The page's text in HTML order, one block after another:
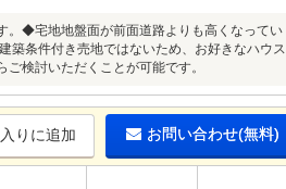
。◆宅地地盤面が前面道路よりも高くなってい
条件付き売地ではないため、お好きなハウス
検討いただくことが可能です。
りに追加 お問い合わせ(無料)